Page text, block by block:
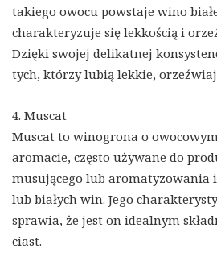
takiego owocu powstaje wino
charakteryzuje się lekkością i
Dzięki swojej delikatnej
tych, którzy lubią lekkie,
4. Muscat
Muscat to winogrona o
aromacie, często używane do
musującego lub aromatyzowania
lub białych win. Jego
sprawia, że ​​jest on idealnym
ciast.